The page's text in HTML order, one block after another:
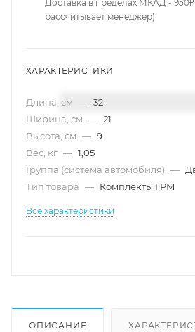
Доставка в пределах МКАД -
рассчитывает менеджер)
ХАРАКТЕРИСТИКИ
Длина, см — 32
Ширина, см — 21
Высота, см — 9
Вес, кг — 1,05
Группа (система автомобиля) —
Тип товара — Комплекты ГРМ
Все характеристики
ОПИСАНИЕ